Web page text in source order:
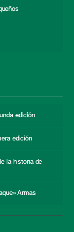
edición
edición
la historia de
Armas